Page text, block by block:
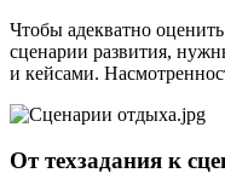
Чтобы адекватно
сценарии развития,
и кейсами.
От техзадания к